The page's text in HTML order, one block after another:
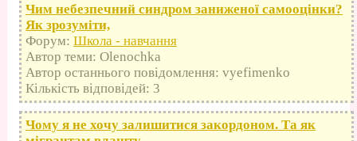
Чим небезпечний синдром заниженої самооцінки?
Як зрозуміти,
Форум: Школа - навчання
Автор теми: Olenochka
Автор останнього повідомлення: vyefimenko
Кількість відповідей: 3
Чому я не хочу залишитися закордоном. Та як